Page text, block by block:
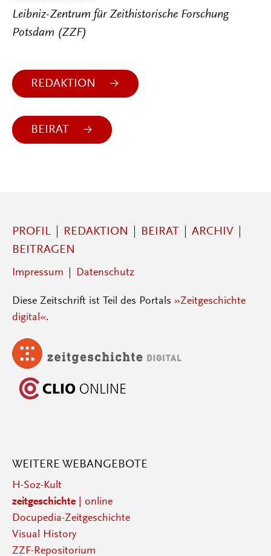
Leibniz-Zentrum für Zeithistorische Forschung
Potsdam (ZZF)
REDAKTION
BEIRAT
PROFIL REDAKTION BEIRAT
ARCHIV
BEITRAGEN
Impressum Datenschutz
Diese Zeitschrift ist Teil des Portals »Zeitgeschichte
digital«.
WEITERE WEBANGEBOTE
H-Soz-Kult
zeitgeschichte| online
Docupedia-Zeitgeschichte
Visual History
ZZF-Repositorium